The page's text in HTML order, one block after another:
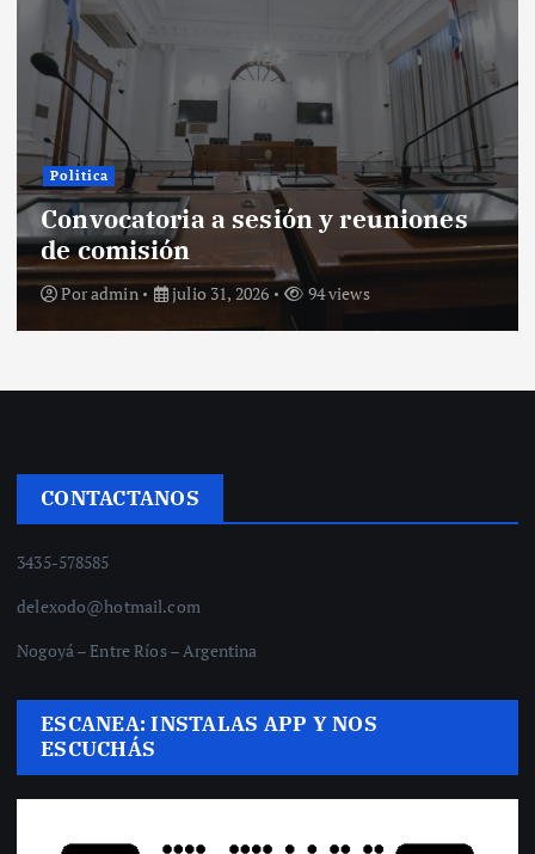
Politica
Convocatoria a sesión y reuniones
de comisión
Poradmin julio 31, 2026 94 views
CONTACTANOS
3435-578585
delexodo@hotmail.com
Nogoyá – Entre Ríos – Argentina
ESCANEA: INSTALAS APP Y NOS
ESCUCHÁS